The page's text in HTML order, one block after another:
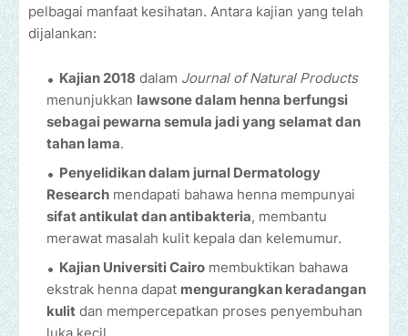
pelbagai manfaat kesihatan. Antara kajian yang telah
dijalankan:
Kajian 2018 dalam Journal of Natural Products
menunjukkan lawsone dalam henna berfungsi
sebagai pewarna semula jadi yang selamat dan
tahan lama.
Penyelidikan dalam jurnal Dermatology
Research mendapati bahawa henna mempunyai
sifat antikulat dan antibakteria, membantu
merawat masalah kulit kepala dan kelemumur.
Kajian Universiti Cairo membuktikan bahawa
ekstrak henna dapat mengurangkan keradangan
kulit dan mempercepatkan proses penyembuhan